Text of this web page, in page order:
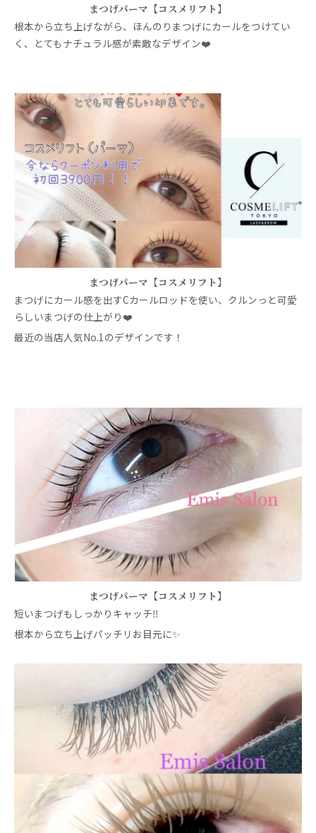
まつげパーマ【コスメリフト】
根本から立ち上げながら、ほんのりまつげにカールをつけてい
く、とてもナチュラル感が素敵なデザイン❤️
まつげパーマ【コスメリフト】
まつげにカール感を出すCカールロッドを使い、クルンっと可愛
らしいまつげの仕上がり❤️
最近の当店人気No.1のデザインです！
まつげパーマ【コスメリフト】
短いまつげもしっかりキャッチ‼️
根本から立ち上げパッチリお目元に✨